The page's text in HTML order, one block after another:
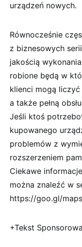
urządzeń nowych.
Równocześnie
z biznesowych
jakością
robione będą w
klienci mogą
a także pełną
Jeśli ktoś
kupowanego
problemów z
rozszerzeniem
Ciekawe
można znaleźć w
https://goo.gl/
+Tekst